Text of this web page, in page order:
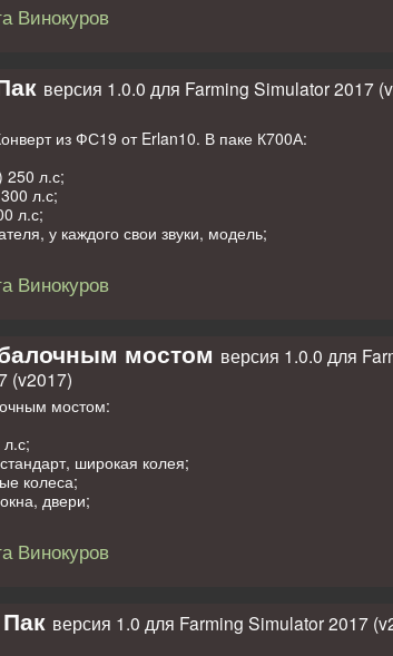
Винокуров
версия 1.0.0 для Farming Simulator 2017
из ФС19 от Erlan10. В паке К700А:
л.с;
л.с;
л.с;
у каждого свои звуки, модель;
работают в снег и дождь;
двери, убираются щитки, откидываются
выхлоп;
мышкой;
подключение (шланги).
погрузчик:
л.с;
и педали;
сидения;
Винокуров
мостом версия 1.0.0 для
(v2017)
мостом:
широкая колея;
колеса;
двери;
сидения;
подключение (шланги);
Винокуров
версия 1.0 для Farming Simulator 2017